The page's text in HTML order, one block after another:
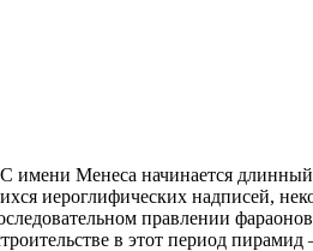
имени Менеса начинается
иероглифических надписей,
правлении
в этот период